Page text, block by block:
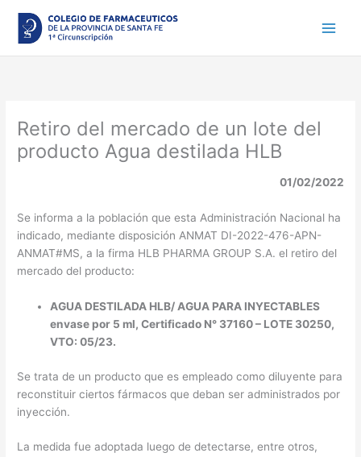
contenido
Retiro del mercado de un lote del
producto Agua destilada HLB
01/02/2022
Se informa a la población que esta Administración Nacional ha
indicado, mediante disposición ANMAT DI-2022-476-APN-
ANMAT#MS, a la firma HLB PHARMA GROUP S.A. el retiro del
mercado del producto:
AGUA DESTILADA HLB/ AGUA PARA INYECTABLES
envase por 5 ml, Certificado N° 37160 – LOTE 30250,
VTO: 05/23.
Se trata de un producto que es empleado como diluyente para
reconstituir ciertos fármacos que deban ser administrados por
inyección.
La medida fue adoptada luego de detectarse, entre otros,